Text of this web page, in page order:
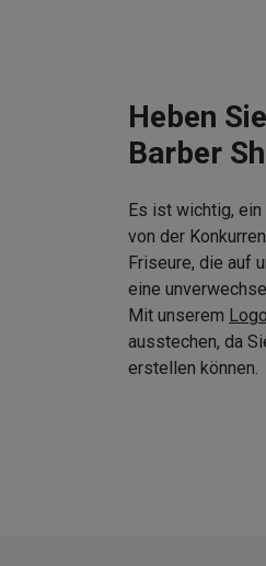
Heben
Barber
Es ist wichtig,
von der
Friseure, die auf
eine
Mit unserem
ausstechen, da
erstellen können.